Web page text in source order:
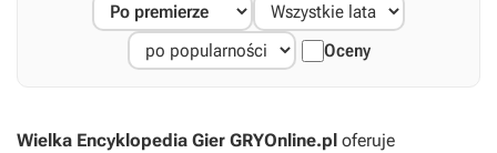
Oceny
Wielka Encyklopedia Gier GRYOnline.pl oferuje